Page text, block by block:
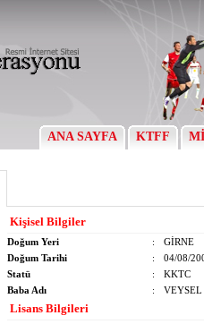
ANA SAYFA KTFF
Kişisel Bilgiler
Doğum Yeri :
GİRNE
Doğum Tarihi
:
04/08/
Statü
:
KKTC
Baba Adı
: VEYSEL
Lisans Bilgileri